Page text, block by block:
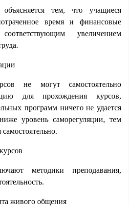
объясняется тем, что учащиеся
время и финансовые
увеличением
не могут самостоятельно
для прохождения курсов,
программ ничего не удается
уровень саморегуляции, тем
методики преподавания,
живого общения